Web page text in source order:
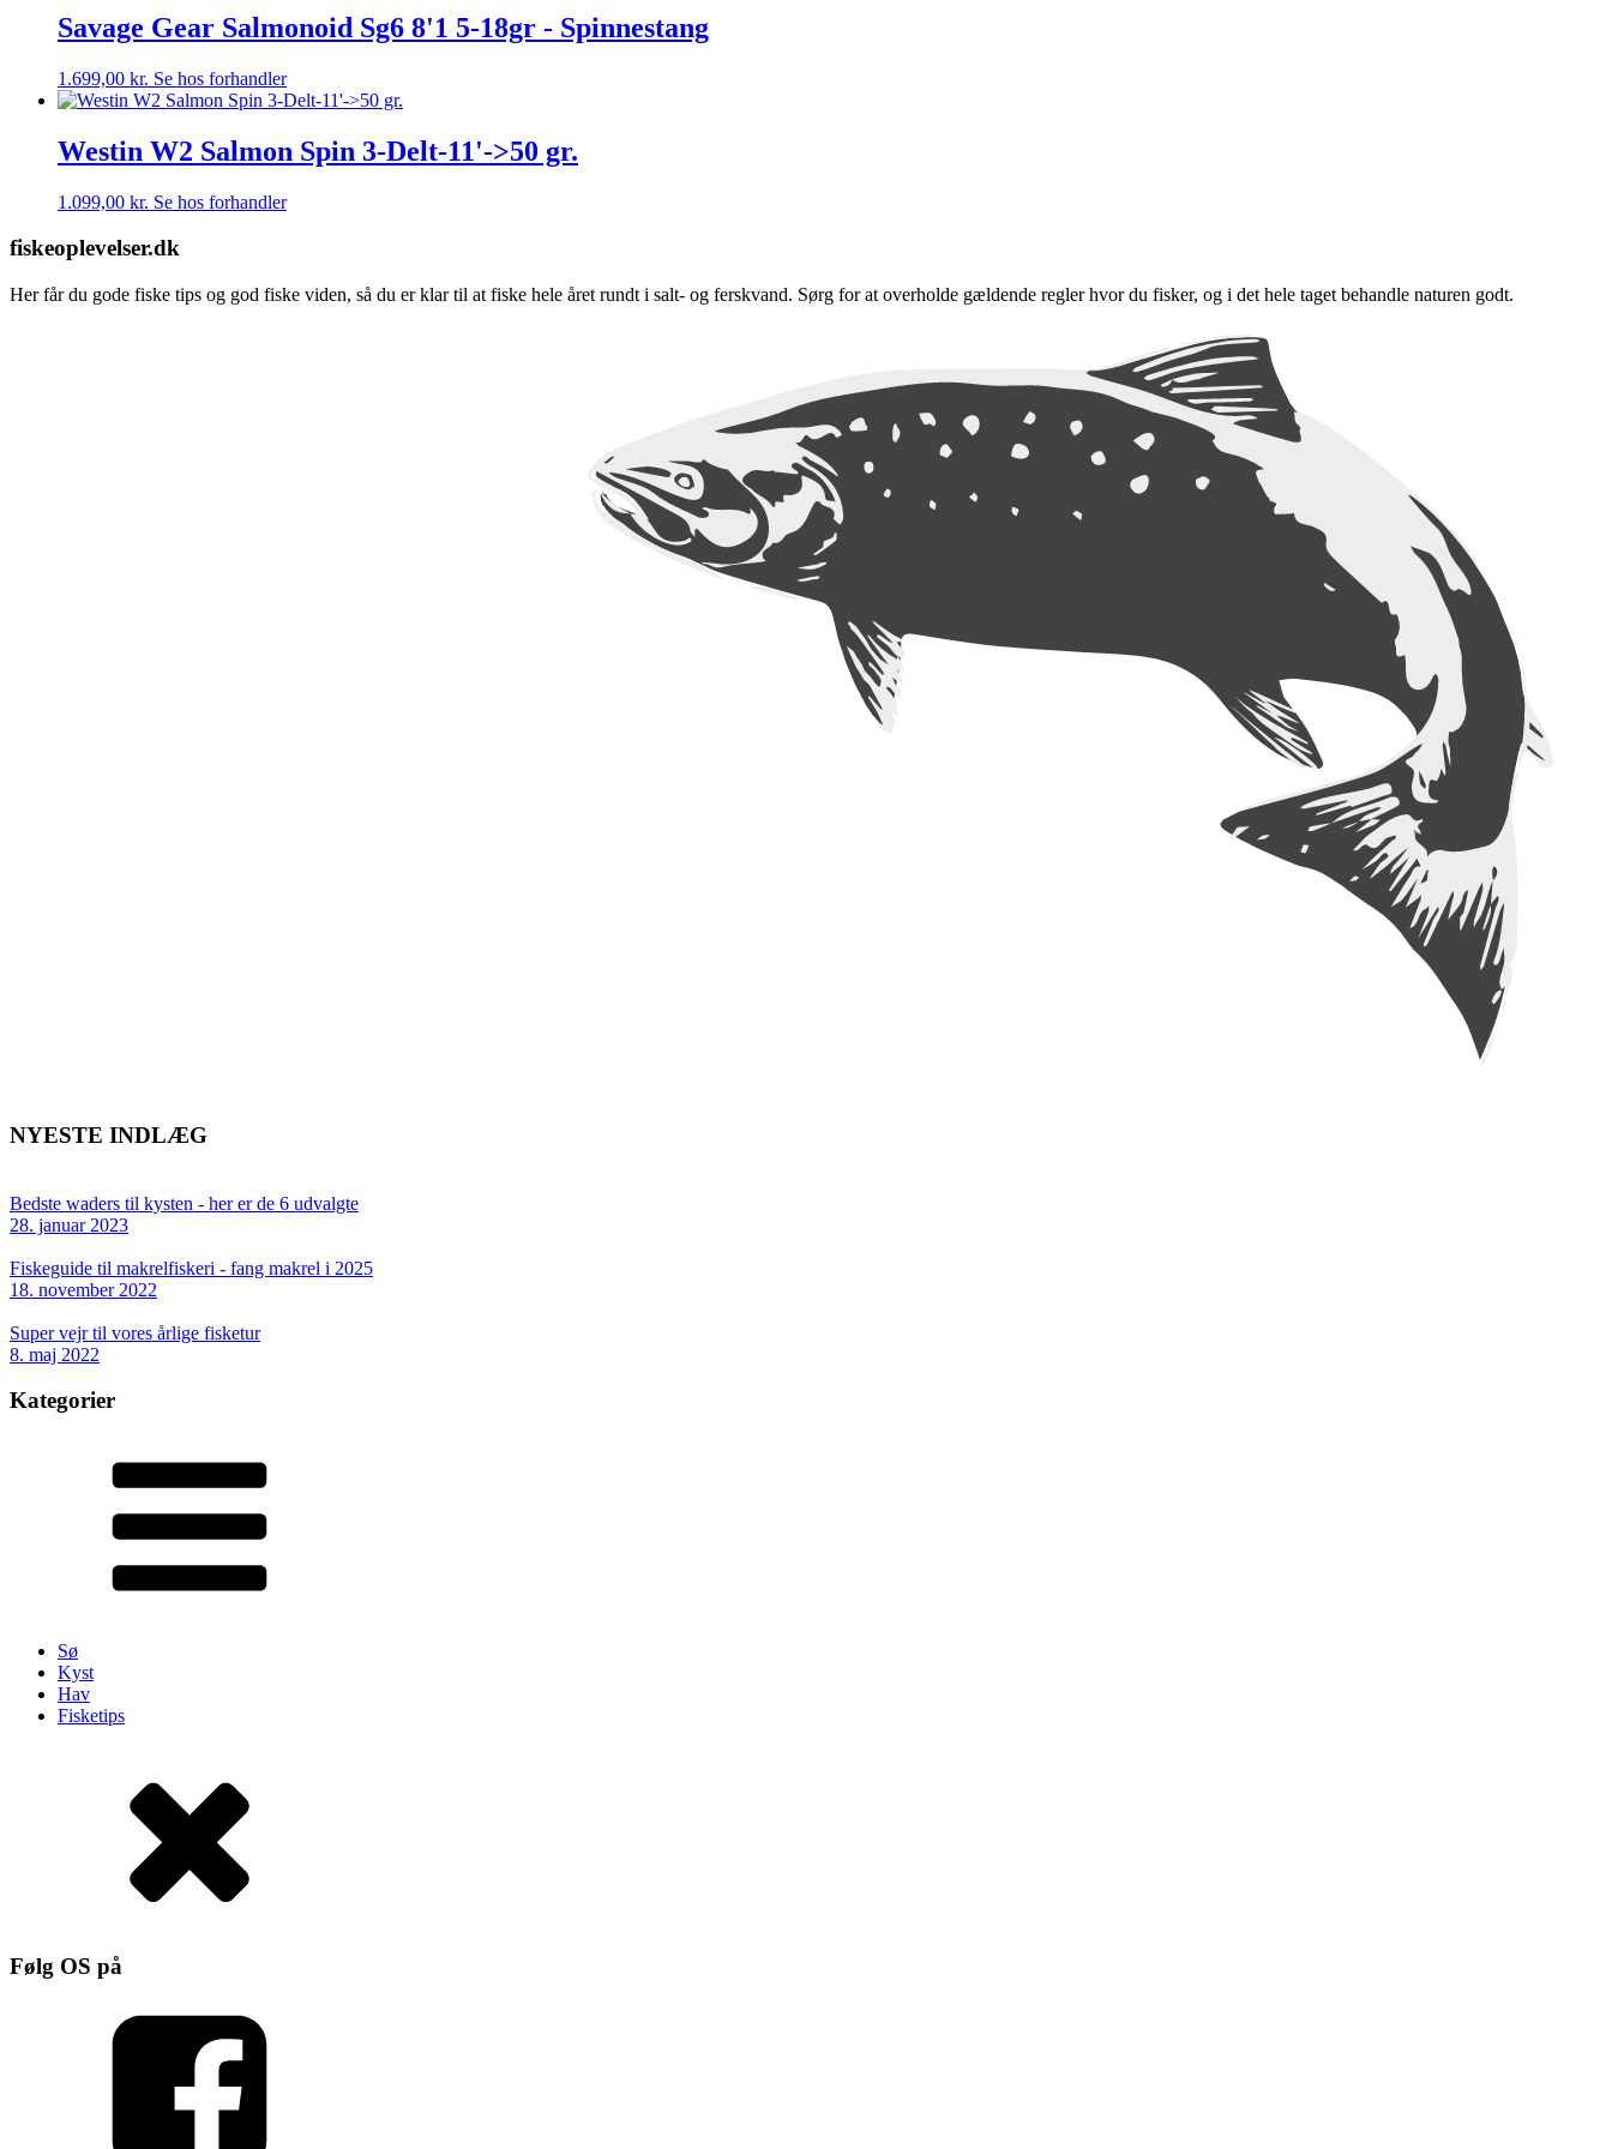
Savage Gear Salmonoid Sg6 8'1 5-18gr - Spinnestang
1.699,00 kr. Se hos forhandler
Westin W2 Salmon Spin 3-Delt-11'->50 gr.
1.099,00 kr. Se hos forhandler
fiskeoplevelser.dk
Her får du gode fiske tips og god fiske viden, så du er klar til at fiske hele året rundt i salt- og ferskvand. Sørg for at overholde gældende regler hvor du fisker, og i det hele taget behandle naturen godt.
NYESTE INDLÆG
Bedste waders til kysten - her er de 6 udvalgte
28. januar 2023
Fiskeguide til makrelfiskeri - fang makrel i 2025
18. november 2022
Super vejr til vores årlige fisketur
8. maj 2022
Kategorier
Sø
Kyst
Hav
Fisketips
Følg OS på